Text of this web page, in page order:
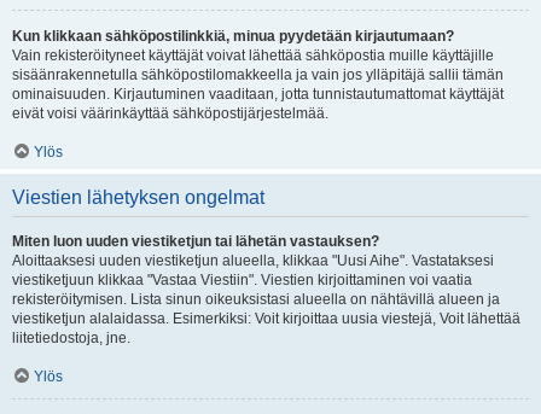
Kun klikkaan sähköpostilinkkiä, minua pyydetään kirjautumaan?
Vain rekisteröityneet käyttäjät voivat lähettää sähköpostia muille käyttäjille
sisäänrakennetulla sähköpostilomakkeella ja vain jos ylläpitäjä sallii tämän
ominaisuuden. Kirjautuminen vaaditaan, jotta tunnistautumattomat käyttäjät
eivät voisi väärinkäyttää sähköpostijärjestelmää.
Ylös
Viestien lähetyksen ongelmat
Miten luon uuden viestiketjun tai lähetän vastauksen?
Aloittaaksesi uuden viestiketjun alueella, klikkaa "Uusi Aihe". Vastataksesi
viestiketjuun klikkaa "Vastaa Viestiin". Viestien kirjoittaminen voi vaatia
rekisteröitymisen. Lista sinun oikeuksistasi alueella on nähtävillä alueen ja
viestiketjun alalaidassa. Esimerkiksi: Voit kirjoittaa uusia viestejä, Voit lähettää
liitetiedostoja, jne.
Ylös